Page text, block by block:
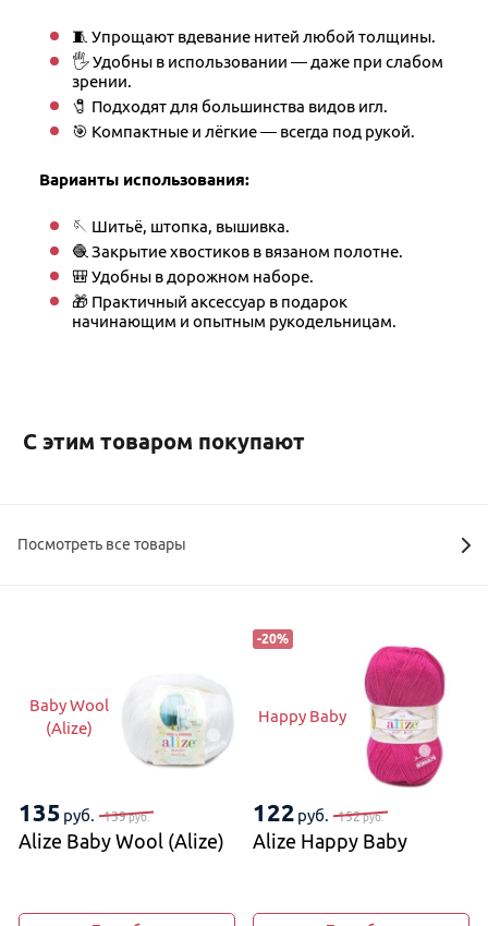
🧵 Упрощают вдевание нитей любой толщины.
🖐 Удобны в использовании — даже при слабом
зрении.
🧷 Подходят для большинства видов игл.
🎯 Компактные и лёгкие — всегда под рукой.
Варианты использования:
🪡 Шитьё, штопка, вышивка.
🧶 Закрытие хвостиков в вязаном полотне.
🎒 Удобны в дорожном наборе.
🎁 Практичный аксессуар в подарок
начинающим и опытным рукодельницам.
С этим товаром покупают
Посмотреть все товары
Baby Wool
(Alize)
135 руб. 139руб.
Alize Baby Wool (Alize)
-20%
Happy Baby
122 руб. 152руб.
Alize Happy Baby